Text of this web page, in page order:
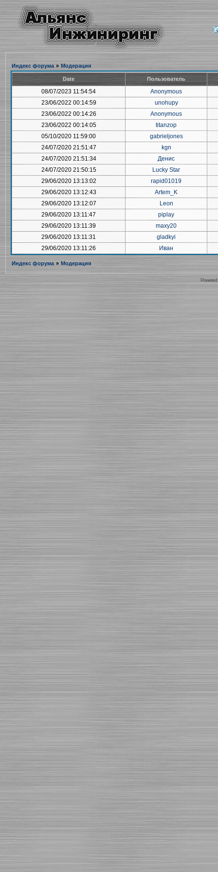
Индекс форума » Модерация
Date Пользователь
08/07/2023 11:54:54
Anonymous
23/06/2022 00:14:59
unohupy
23/06/2022 00:14:26
Anonymous
23/06/2022 00:14:05
titanzop
05/10/2020 11:59:00
gabrieljones
24/07/2020 21:51:47
kgn
24/07/2020 21:51:34
Денис
24/07/2020 21:50:15
Lucky Star
29/06/2020 13:13:02
rapid01019
29/06/2020 13:12:43
Artem_K
29/06/2020 13:12:07
Leon
29/06/2020 13:11:47
piplay
29/06/2020 13:11:39
maxy20
29/06/2020 13:11:31
gladkyi
29/06/2020 13:11:26
Иван
Индекс форума » Модерация